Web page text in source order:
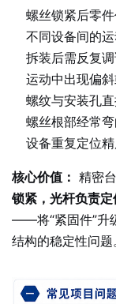
螺丝锁紧后零
不同设备间的
拆装后需反复
运动中出现偏
螺纹与安装孔
螺丝根部经常
设备重复定位
核心价值： 精密
锁紧，光杆负责
——将“紧固件”升
结构的稳定性问题